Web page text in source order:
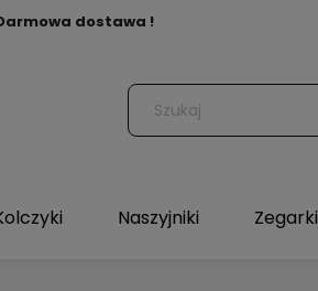
dostawa !
Naszyjniki Zegarki